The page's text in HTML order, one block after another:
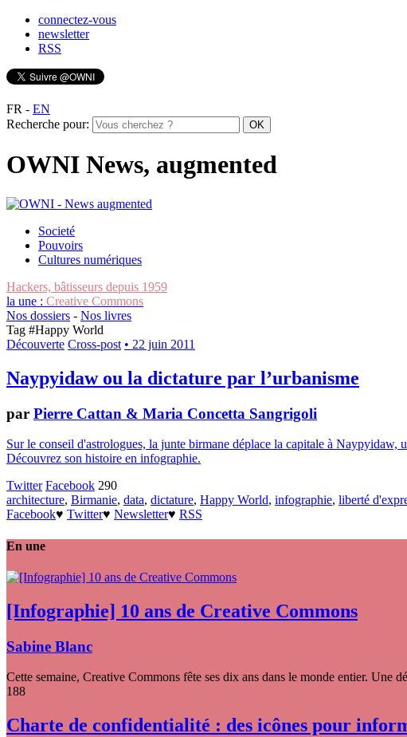
connectez-vous
newsletter
RSS
FR - EN
Recherche pour:
OWNI News, augmented
Societé
Pouvoirs
Cultures numériques
Hackers, bâtisseurs depuis 1959
la une : Creative Commons
Nos dossiers - Nos livres
Tag #Happy World
Découverte Cross-post • 22 juin 2011
Naypyidaw ou la dictature par l’urbanisme
par Pierre Cattan & Maria Concetta Sangrigoli
Sur le conseil d'astrologues, la junte birmane déplace la capitale à
Découvrez son histoire en infographie.
Twitter Facebook 290
architecture, Birmanie, data, dictature, Happy World, infographie, liberté
Facebook♥ Twitter♥ Newsletter♥ RSS
En une
[Infographie] 10 ans de Creative Commons
Sabine Blanc
Cette semaine, Creative Commons fête ses dix ans dans le monde entier. Une
188
Charte de confidentialité : des icônes pour